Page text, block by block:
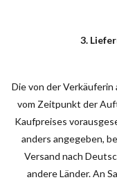
3.
Die von der
vom Zeitpunkt der
Kaufpreises
anders angegeben,
Versand nach
andere Länder. An